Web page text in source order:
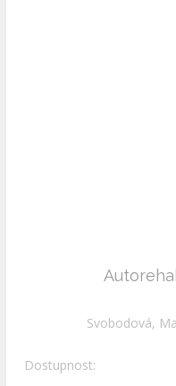
Svobodová,
Dostupnost: